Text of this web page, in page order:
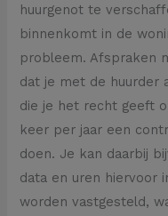
huurgenot te
binnenkomt in de
probleem. Afspraken
dat je met de huurder
die je het recht geeft
keer per jaar een
doen. Je kan daarbij
data en uren hiervoor
worden vastgesteld,